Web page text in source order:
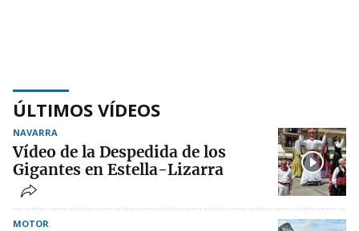
ÚLTIMOS VÍDEOS
NAVARRA
Vídeo de la Despedida de los
Gigantes en Estella-Lizarra
MOTOR